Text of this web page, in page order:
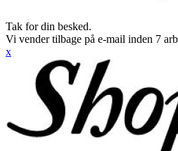
Tak for din besked.
Vi vender tilbage på e-mail inden 7
x